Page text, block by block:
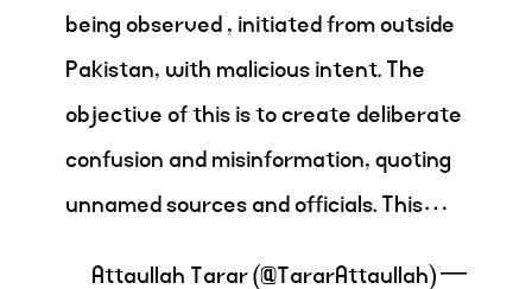
being observed , initiated from outside
Pakistan, with malicious intent. The
objective of this is to create deliberate
confusion and misinformation, quoting
unnamed sources and officials. This…
— Attaullah Tarar (@TararAttaullah)